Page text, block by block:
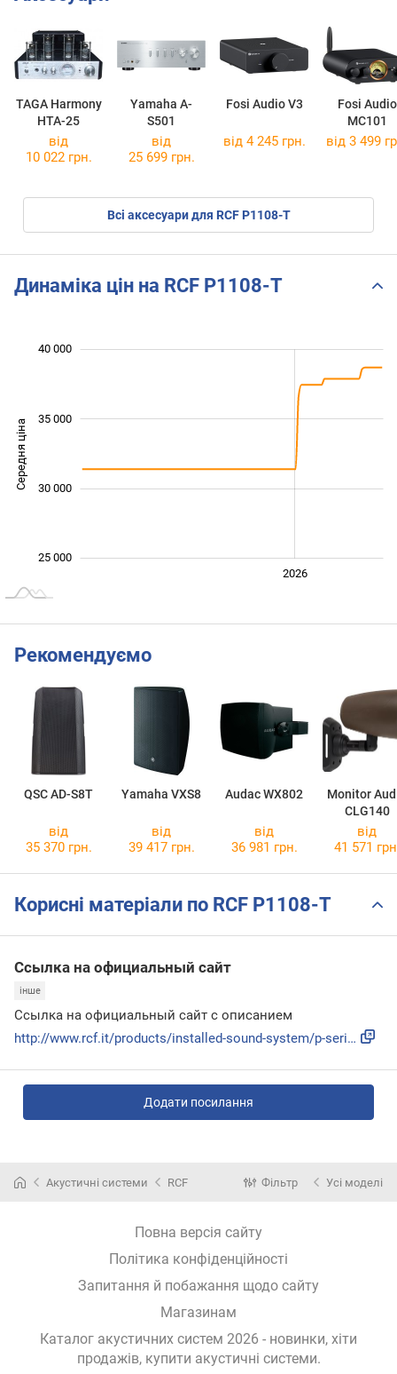
TAGA Harmony
HTA-25
Yamaha A-
S501
Fosi Audio V3
Fosi Audio
MC101
від
10 022 грн.
від
25 699 грн.
від 4 245 грн. від 3 499
Всі аксесуари для RCF P1108-T
Динаміка цін на RCF P1108-T
Середня ціна 30 000
40 000
35 000
25 000
2026
Рекомендуємо
QSC AD-S8T Yamaha VXS8 Audac WX802
Monitor
CLG140
від
35 370 грн.
від
39 417 грн.
від
36 981 грн.
від
41 571
Корисні матеріали по RCF P1108-T
Ссылка на официальный сайт
інше
Ссылка на официальный сайт с описанием
http://www.rcf.it/products/installed-sound-system/p-series/...
Додати посилання
Акустичні системи RCF Фільтр Усі моделі
Повна версія сайту
Політика конфіденційності
Запитання й побажання щодо сайту
Магазинам
Каталог акустичних систем 2026 - новинки, хіти
продажів, купити акустичні системи.